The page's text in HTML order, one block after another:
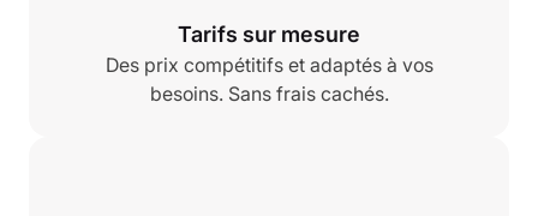
Tarifs sur mesure
Des prix compétitifs et adaptés à vos
besoins. Sans frais cachés.